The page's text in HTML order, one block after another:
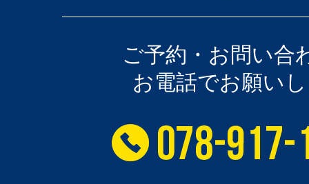
ご予約・お問い合
お電話でお願い